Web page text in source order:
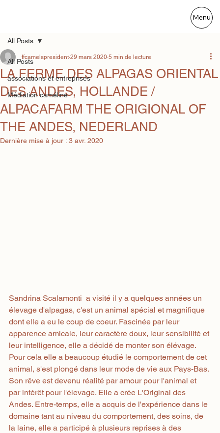
Menu
All Posts
associations et entreprises
Médiation caméline
All Posts
LA FERME DES ALPAGAS ORIENTAL
DES ANDES, HOLLANDE /
ALPACAFARM THE ORIGIONAL OF
THE ANDES, NEDERLAND
ffcamelspresident 29 mars 2020 5 min de lecture
Dernière mise à jour : 3 avr. 2020
Sandrina Scalamonti  a visité il y a quelques années un
élevage d'alpagas, c'est un animal spécial et magnifique
dont elle a eu le coup de coeur. Fascinée par leur
apparence amicale, leur caractère doux, leur sensibilité et
leur intelligence, elle a décidé de monter son élévage.
Pour cela elle a beaucoup étudié le comportement de cet
animal, s'est plongé dans leur mode de vie aux Pays-Bas.
Son rêve est devenu réalité par amour pour l'animal et
par intérêt pour l'élevage. Elle a crée L'Original des
Andes. Entre-temps, elle a acquis de l'expérience dans le
domaine tant au niveau du comportement, des soins, de
la laine, elle a participé à plusieurs reprises à des